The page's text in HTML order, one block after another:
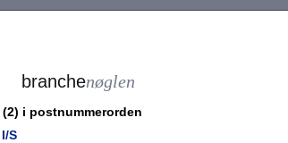
branchenøglen
i postnummerorden
S